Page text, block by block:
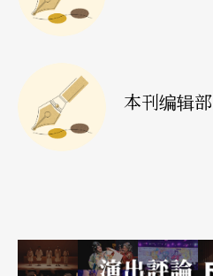
本刊编辑部